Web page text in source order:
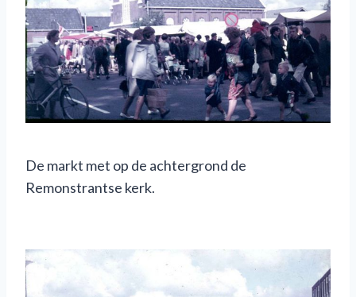
De markt met op de achtergrond de
Remonstrantse kerk.